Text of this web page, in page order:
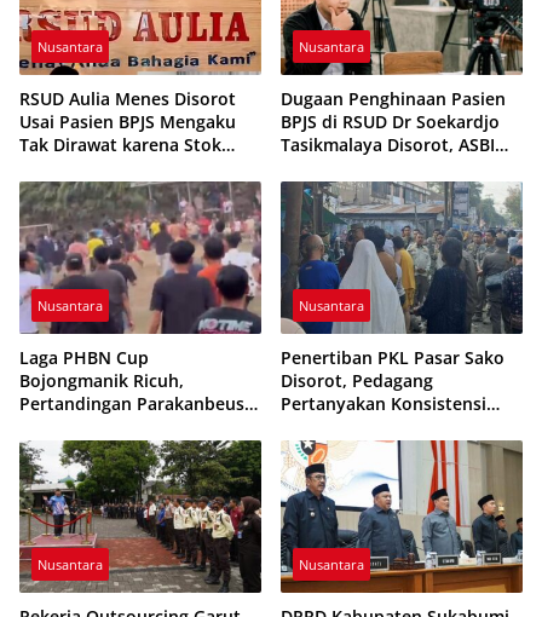
Nusantara
RSUD Aulia Menes Disorot
Usai Pasien BPJS Mengaku
Tak Dirawat karena Stok
Nusantara
Dugaan Penghinaan Pasien
BPJS di RSUD Dr Soekardjo
Tasikmalaya Disorot, ASBI
Etika Pelayanan
Nusantara
Laga PHBN Cup
Bojongmanik Ricuh,
Pertandingan Parakanbeusi
Dihentikan
Nusantara
Penertiban PKL Pasar Sako
Disorot, Pedagang
Pertanyakan Konsistensi
Pungutan
Nusantara Nusantara